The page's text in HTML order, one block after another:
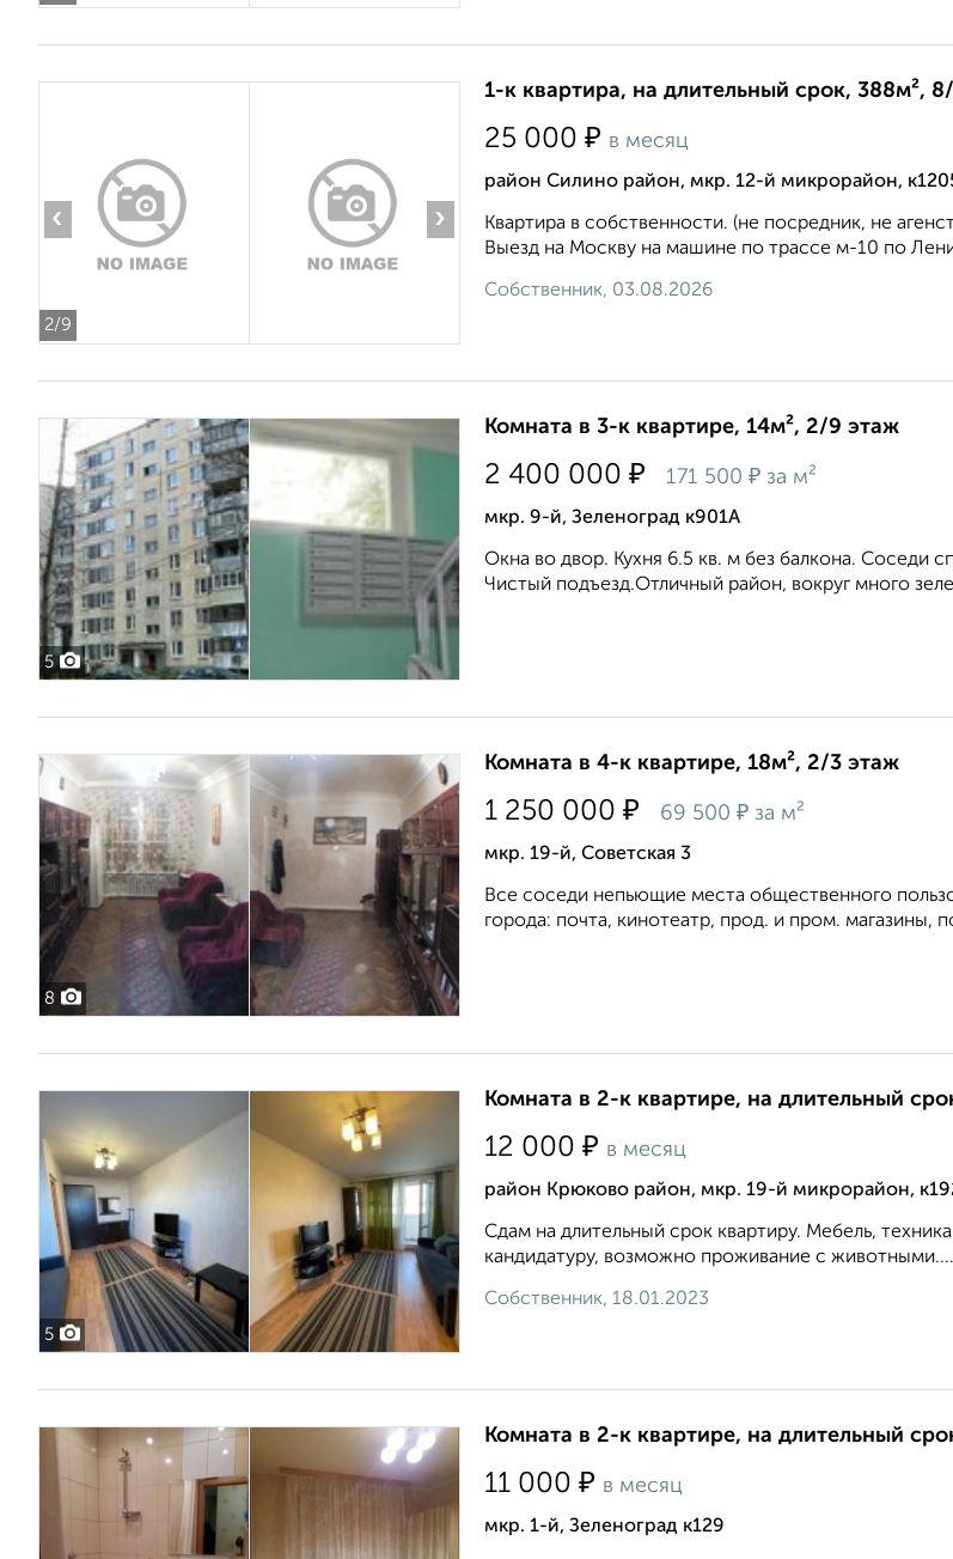
2/9
‹ ›
1-к квартира, на длительный срок, 388м²,
25 000 ₽ в месяц
район Силино район, мкр. 12-й микрорайон,
Квартира в собственности. (не посредник, не
Выезд на Москву на машине по трассе м-10 по
Собственник, 03.08.2026
5
Комната в 3-к квартире, 14м², 2/9 этаж
2 400 000 ₽ 171 500 ₽ за м²
мкр. 9-й, Зеленоград к901А
Окна во двор. Кухня 6.5 кв. м без балкона. Соседи
Чистый подъезд.Отличный район, вокруг много
8
Комната в 4-к квартире, 18м², 2/3 этаж
1 250 000 ₽ 69 500 ₽ за м²
мкр. 19-й, Советская 3
Все соседи непьющие места общественного
города: почта, кинотеатр, прод. и пром. магазины,
5
Комната в 2-к квартире, на длительный
12 000 ₽ в месяц
район Крюково район, мкр. 19-й микрорайон,
Сдам на длительный срок квартиру. Мебель,
кандидатуру, возможно проживание с животными....
Собственник, 18.01.2023
Комната в 2-к квартире, на длительный
11 000 ₽ в месяц
мкр. 1-й, Зеленоград к129